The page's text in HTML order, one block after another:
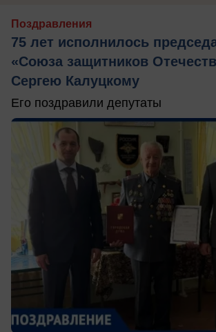
Поздравления
75 лет исполнилось
«Союза защитников
Сергею Калуцкому
Его поздравили депутаты